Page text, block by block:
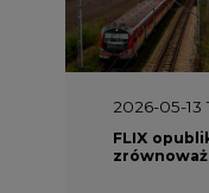
2026-05-13
FLIX